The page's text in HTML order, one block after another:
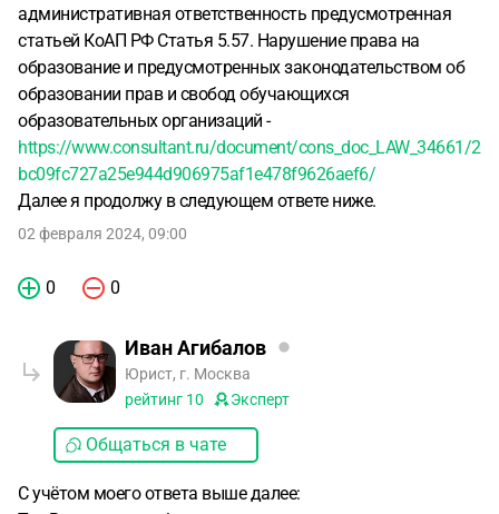
административная ответственность предусмотренная
статьей КоАП РФ Статья 5.57. Нарушение права на
образование и предусмотренных законодательством об
образовании прав и свобод обучающихся
образовательных организаций -
https://www.consultant.ru/document/cons_doc_LAW_34661/2
bc09fc727a25e944d906975af1e478f9626aef6/
Далее я продолжу в следующем ответе ниже.
02 февраля 2024, 09:00
0 0
Иван Агибалов
Юрист, г. Москва
рейтинг 10 Эксперт
Общаться в чате
С учётом моего ответа выше далее: